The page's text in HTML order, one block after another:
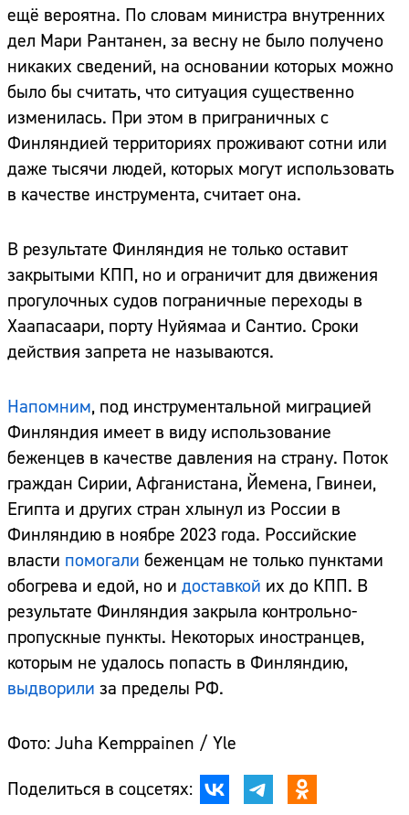
ещё вероятна. По словам министра внутренних
дел Мари Рантанен, за весну не было получено
никаких сведений, на основании которых можно
было бы считать, что ситуация существенно
изменилась. При этом в приграничных с
Финляндией территориях проживают сотни или
даже тысячи людей, которых могут использовать
в качестве инструмента, считает она.
В результате Финляндия не только оставит
закрытыми КПП, но и ограничит для движения
прогулочных судов пограничные переходы в
Хаапасаари, порту Нуйямаа и Сантио. Сроки
действия запрета не называются.
Напомним, под инструментальной миграцией
Финляндия имеет в виду использование
беженцев в качестве давления на страну. Поток
граждан Сирии, Афганистана, Йемена, Гвинеи,
Египта и других стран хлынул из России в
Финляндию в ноябре 2023 года. Российские
власти помогали беженцам не только пунктами
обогрева и едой, но и доставкой их до КПП. В
результате Финляндия закрыла контрольно-
пропускные пункты. Некоторых иностранцев,
которым не удалось попасть в Финляндию,
выдворили за пределы РФ.
Фото: Juha Kemppainen / Yle
Поделиться в соцсетях: